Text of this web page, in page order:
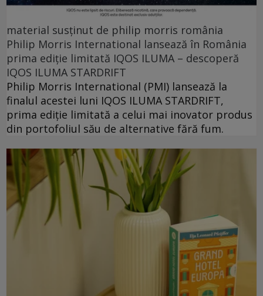
material susținut de philip morris românia
Philip Morris International lansează în România
prima ediție limitată IQOS ILUMA – descoperă
IQOS ILUMA STARDRIFT
Philip Morris International (PMI) lansează la
finalul acestei luni IQOS ILUMA STARDRIFT,
prima ediție limitată a celui mai inovator produs
din portofoliul său de alternative fără fum.